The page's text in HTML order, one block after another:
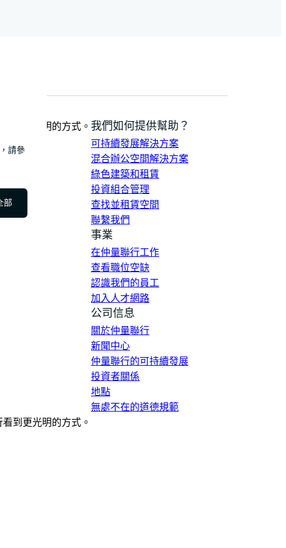
到更光明的方式。 我們如何提供幫助？
可持續發展解決方案
混合辦公空間解決方案
綠色建築和租賃
投資組合管理
查找並租賃空間
聯繫我們
事業
在仲量聯行工作
查看職位空缺
認識我們的員工
加入人才網路
公司信息
關於仲量聯行
新聞中心
仲量聯行的可持續發展
投資者關係
地點
無處不在的道德規範
到更光明的方式。
請參
部